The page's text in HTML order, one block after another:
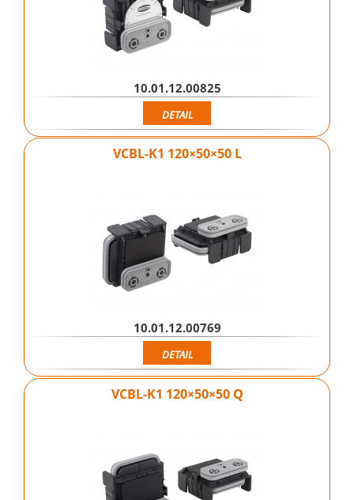
10.01.12.00825
DETAIL
VCBL-K1 120×50×50 L
10.01.12.00769
DETAIL
VCBL-K1 120×50×50 Q